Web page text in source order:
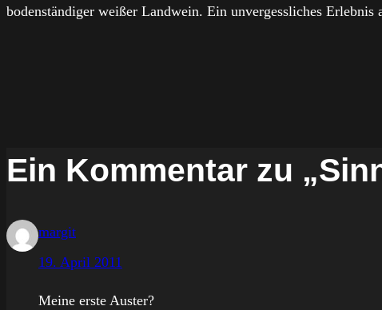
bodenständiger weißer Landwein. Ein unvergessliches Erlebnis
Ein Kommentar zu
margit
19. April 2011
Meine erste Auster?